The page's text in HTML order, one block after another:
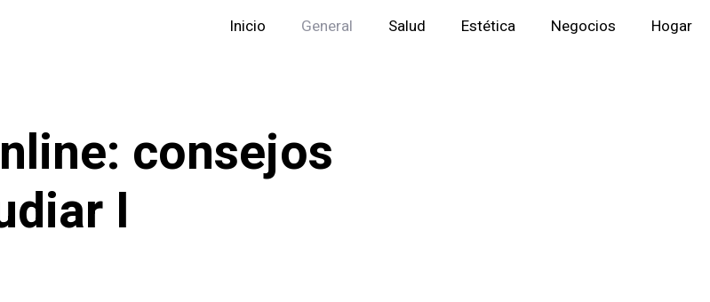
Inicio General Salud Estética Negocios Hogar
consejos
I